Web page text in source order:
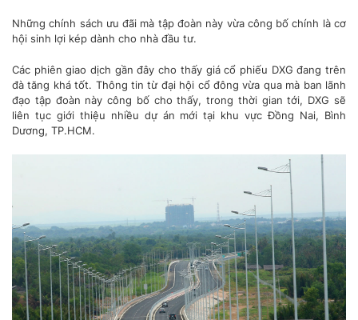
Những chính sách ưu đãi mà tập đoàn này vừa công bố chính là cơ
hội sinh lợi kép dành cho nhà đầu tư.
Các phiên giao dịch gần đây cho thấy giá cổ phiếu DXG đang trên
đà tăng khá tốt. Thông tin từ đại hội cổ đông vừa qua mà ban lãnh
đạo tập đoàn này công bố cho thấy, trong thời gian tới, DXG sẽ
liên tục giới thiệu nhiều dự án mới tại khu vực Đồng Nai, Bình
Dương, TP.HCM.